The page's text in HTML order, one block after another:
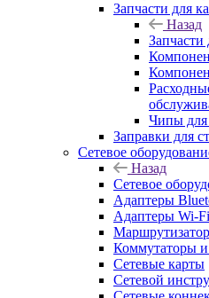
Запчасти для
Назад
Запчасти
Чипы для
Заправки для
Сетевое
Назад
Сетевое
Адаптеры
Адаптеры Wi-Fi
Коммутаторы и
Сетевые карты
Сетевой